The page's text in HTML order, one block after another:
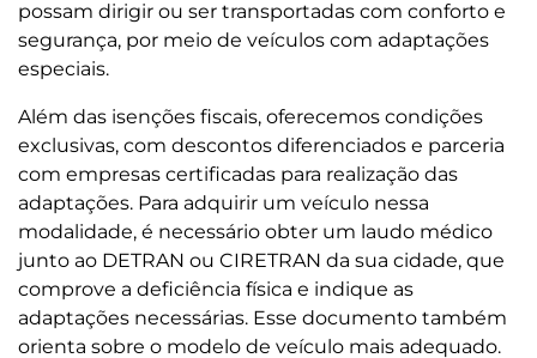
possam dirigir ou ser transportadas com conforto e
segurança, por meio de veículos com adaptações
especiais.
Além das isenções fiscais, oferecemos condições
exclusivas, com descontos diferenciados e parceria
com empresas certificadas para realização das
adaptações. Para adquirir um veículo nessa
modalidade, é necessário obter um laudo médico
junto ao DETRAN ou CIRETRAN da sua cidade, que
comprove a deficiência física e indique as
adaptações necessárias. Esse documento também
orienta sobre o modelo de veículo mais adequado.